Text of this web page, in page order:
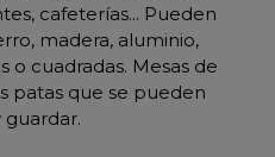
cafeterías... Pueden
madera, aluminio,
o cuadradas. Mesas de
patas que se pueden
guardar.